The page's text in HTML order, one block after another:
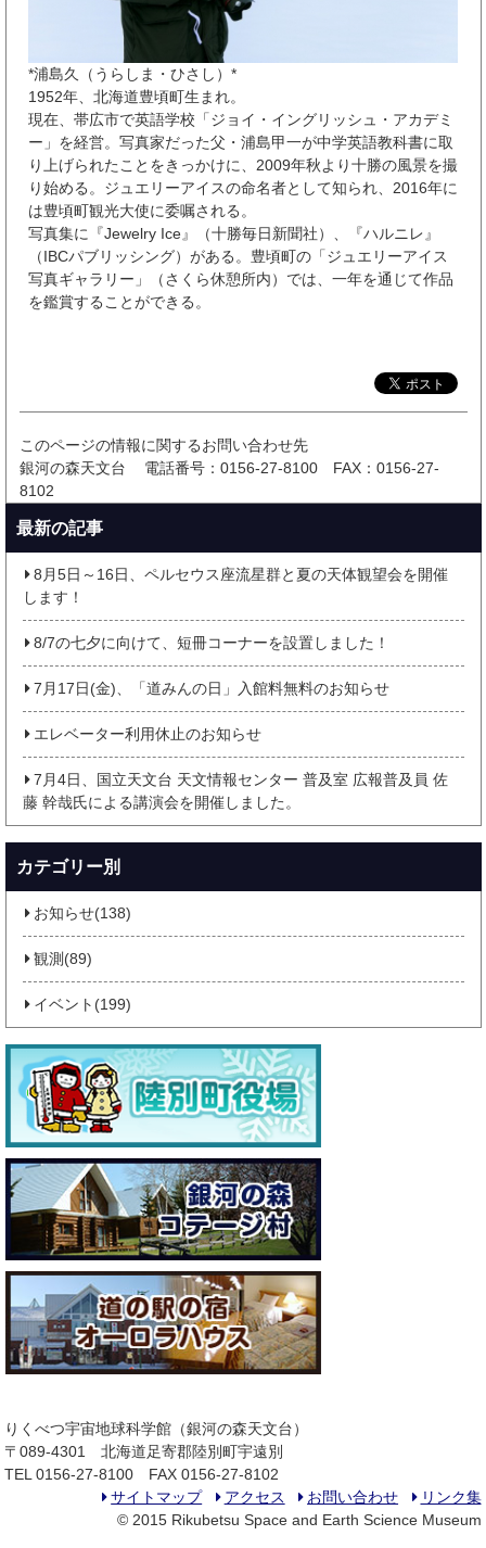
*浦島久（うらしま・ひさし）*
1952年、北海道豊頃町生まれ。
現在、帯広市で英語学校「ジョイ・イングリッシュ・アカデミ
ー」を経営。写真家だった父・浦島甲一が中学英語教科書に取
り上げられたことをきっかけに、2009年秋より十勝の風景を撮
り始める。ジュエリーアイスの命名者として知られ、2016年に
は豊頃町観光大使に委嘱される。
写真集に『Jewelry Ice』（十勝毎日新聞社）、『ハルニレ』
（IBCパブリッシング）がある。豊頃町の「ジュエリーアイス
写真ギャラリー」（さくら休憩所内）では、一年を通じて作品
を鑑賞することができる。
このページの情報に関するお問い合わせ先
銀河の森天文台
電話番号：0156-27-8100
FAX：0156-27-
8102
最新の記事
8月5日～16日、ペルセウス座流星群と夏の天体観望会を開催
します！
8/7の七夕に向けて、短冊コーナーを設置しました！
7月17日(金)、「道みんの日」入館料無料のお知らせ
エレベーター利用休止のお知らせ
7月4日、国立天文台 天文情報センター 普及室 広報普及員 佐
藤 幹哉氏による講演会を開催しました。
カテゴリー別
お知らせ(138)
観測(89)
イベント(199)
りくべつ宇宙地球科学館（銀河の森天文台）
〒089-4301 北海道足寄郡陸別町宇遠別
TEL 0156-27-8100 FAX 0156-27-8102
サイトマップ
アクセス お問い合わせ
リンク集
© 2015 Rikubetsu Space and Earth Science Museum